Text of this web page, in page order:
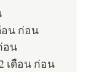
อน ก่อน
อน
เดือน ก่อน